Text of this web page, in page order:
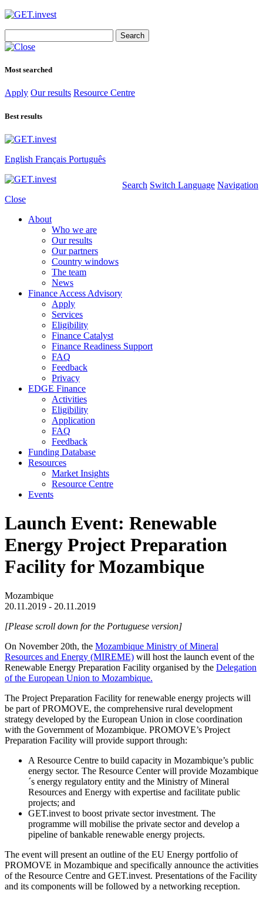
for:
Most searched
Apply Our results Resource Centre
Best results
Search Switch Language Navigation
English Français Português
Close
About
Who we are
Our results
Our partners
Country windows
The team
News
Finance Access Advisory
Apply
Services
Eligibility
Finance Catalyst
Finance Readiness Support
FAQ
Feedback
Privacy
EDGE Finance
Activities
Eligibility
Application
FAQ
Feedback
Funding Database
Resources
Market Insights
Resource Centre
Events
Launch Event: Renewable
Energy Project Preparation
Facility for Mozambique
Mozambique
20.11.2019 - 20.11.2019
[Please scroll down for the Portuguese version]
On November 20th, the Mozambique Ministry of Mineral
Resources and Energy (MIREME) will host the launch event of the
Renewable Energy Preparation Facility organised by the Delegation
of the European Union to Mozambique.
The Project Preparation Facility for renewable energy projects will
be part of PROMOVE, the comprehensive rural development
strategy developed by the European Union in close coordination
with the Government of Mozambique. PROMOVE’s Project
Preparation Facility will provide support through:
A Resource Centre to build capacity in Mozambique’s public
energy sector. The Resource Center will provide Mozambique
´s energy regulatory entity and the Ministry of Mineral
Resources and Energy with expertise and facilitate public
projects; and
GET.invest to boost private sector investment. The
programme will mobilise the private sector and develop a
pipeline of bankable renewable energy projects.
The event will present an outline of the EU Energy portfolio of
PROMOVE in Mozambique and specifically announce the activities
of the Resource Centre and GET.invest. Presentations of the Facility
and its components will be followed by a networking reception.